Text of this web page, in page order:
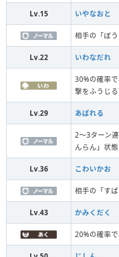
Lv.15 いやなおと
相手の「ぼ
Lv.22 いわなだれ
30%の確率
撃をふうじ
Lv.29 あばれる
2～3ターン
んらん」状
Lv.36 こわいかお
相手の「す
Lv.43 かみくだく
20%の確率